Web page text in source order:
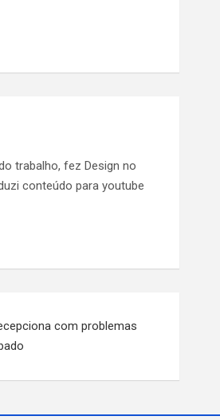
trabalho, fez Design no
conteúdo para youtube
com problemas